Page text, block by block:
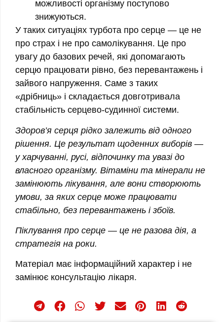
можливості організму поступово
знижуються.
У таких ситуаціях турбота про серце — це не
про страх і не про самолікування. Це про
увагу до базових речей, які допомагають
серцю працювати рівно, без перевантажень і
зайвого напруження. Саме з таких
«дрібниць» і складається довготривала
стабільність серцево-судинної системи.
Здоров’я серця рідко залежить від одного
рішення. Це результат щоденних виборів —
у харчуванні, русі, відпочинку та увазі до
власного організму. Вітаміни та мінерали не
замінюють лікування, але вони створюють
умови, за яких серце може працювати
стабільно, без перевантажень і збоїв.
Піклування про серце — це не разова дія, а
стратегія на роки.
Матеріал має інформаційний характер і не
замінює консультацію лікаря.